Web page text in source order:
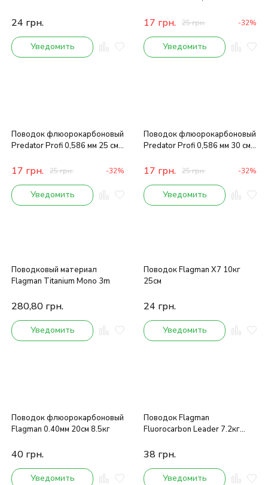
24 грн.
Уведомить
17 грн. 25грн. -32%
Уведомить
Поводок флюорокарбоновый
Predator Profi 0,586 мм 25 см
17 грн. 25грн. -32%
Уведомить
Поводок флюорокарбоновый
Predator Profi 0,586 мм 30 см
17 грн. 25грн. -32%
Уведомить
Поводковый материал
Flagman Titanium Mono 3m
280,80 грн.
Уведомить
Поводок Flagman X7 10кг
25см
24 грн.
Уведомить
Поводок флюорокарбоновый
Flagman 0.40мм 20см 8.5кг
40 грн.
Уведомить
Поводок Flagman
Fluorocarbon Leader 7.2кг
38 грн.
Уведомить